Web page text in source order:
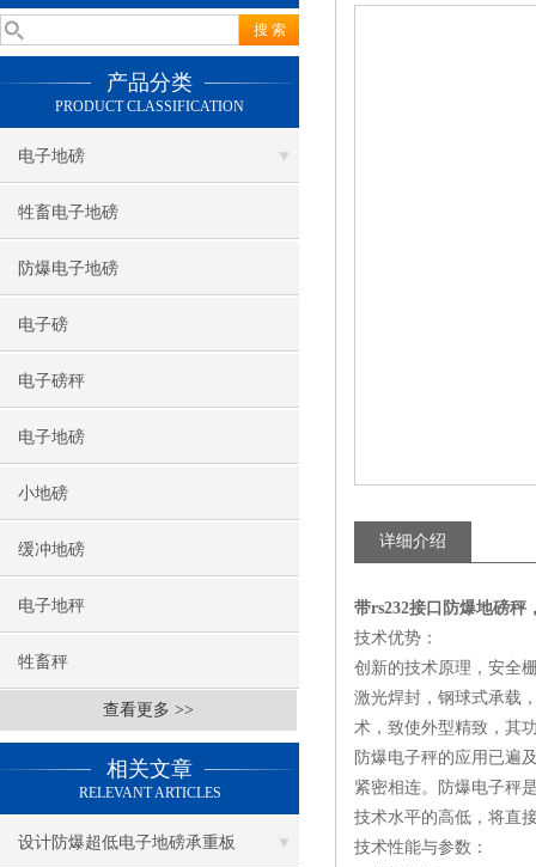
产品分类
PRODUCT CLASSIFICATION
电子地磅
牲畜电子地磅
防爆电子地磅
电子磅
电子磅秤
电子地磅
小地磅
缓冲地磅
电子地秤
牲畜秤
查看更多 >>
相关文章
RELEVANT ARTICLES
设计防爆超低电子地磅承重板
详细介绍
带rs232接口防爆地磅秤
技术优势：
创新的技术原理，安全
激光焊封，钢球式承载
术，致使外型精致，其
防爆电子秤的应用已遍
紧密相连。防爆电子秤
技术水平的高低，将直
技术性能与参数：